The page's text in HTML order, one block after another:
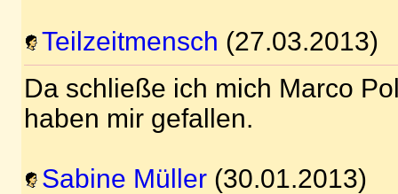
Teilzeitmensch (27.03.2013)
Da schließe ich mich Marco
haben mir gefallen.
Sabine Müller (30.01.2013)